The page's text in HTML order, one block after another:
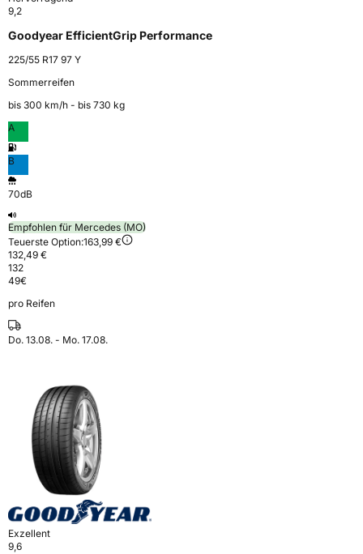
9,2
Goodyear EfficientGrip Performance
225/55 R17 97 Y
Sommerreifen
bis 300 km⁠/⁠h - bis 730 kg
A
B
70dB
Empfohlen für Mercedes (MO)
Teuerste Option:163,99 €
132,49 €
132
49€
pro Reifen
Do. 13.08. - Mo. 17.08.
Exzellent
9,6